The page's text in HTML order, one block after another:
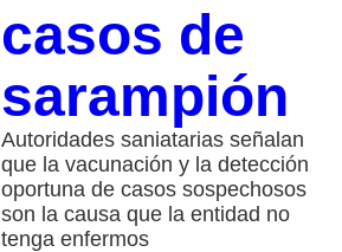
casos de
sarampión
Autoridades saniatarias señalan
que la vacunación y la detección
oportuna de casos sospechosos
son la causa que la entidad no
tenga enfermos